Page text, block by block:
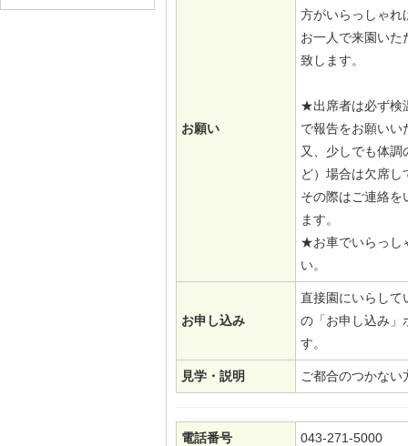
お願い
方がいらっしゃれ
お一人で来園いた
致します。
★出席者は必ず検
で報告をお願いい
又、少しでも体
ど）場合は欠席し
その際はご連絡を
ます。
★お車でいらっし
い。
お申し込み
直接園にいらして
の「お申し込み」
す。
見学・説明 ご都合のつかな
電話番号 043-271-5000